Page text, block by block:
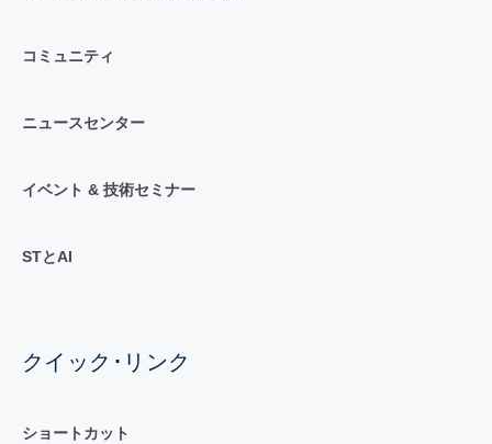
コミュニティ
ニュースセンター
イベント & 技術セミナー
STとAI
クイック･リンク
ショートカット